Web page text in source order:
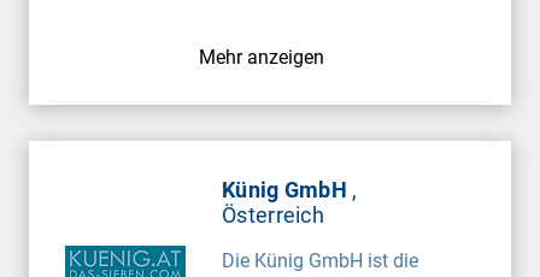
Mehr anzeigen
Künig GmbH ,
Österreich
Die Künig GmbH ist die